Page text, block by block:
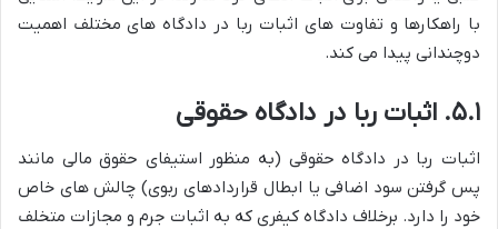
با راهکارها و تفاوت های اثبات ربا در دادگاه های مختلف اهمیت
دوچندانی پیدا می کند.
۵.۱. اثبات ربا در دادگاه حقوقی
اثبات ربا در دادگاه حقوقی (به منظور استیفای حقوق مالی مانند
پس گرفتن سود اضافی یا ابطال قراردادهای ربوی) چالش های خاص
خود را دارد. برخلاف دادگاه کیفری که به اثبات جرم و مجازات متخلف